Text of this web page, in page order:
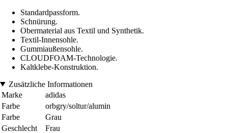
Standardpassform.
Schnürung.
Obermaterial aus Textil und Synthetik.
Textil-Innensohle.
Gummiaußensohle.
CLOUDFOAM-Technologie.
Kaltklebe-Konstruktion.
Zusätzliche Informationen
Marke
adidas
Farbe
orbgry/soltur/alumin
Farbe
Grau
Geschlecht
Frau